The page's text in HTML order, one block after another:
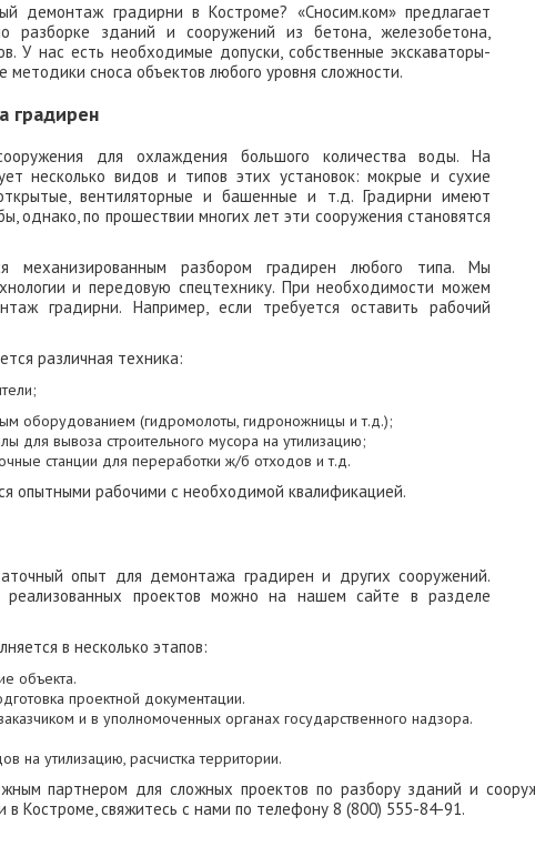
демонтаж градирни в Костроме? «Сносим.ком» предлагает
разборке зданий и сооружений из бетона, железобетона,
У нас есть необходимые допуски, собственные экскаваторы-
сноса объектов любого уровня сложности.
градирен
для охлаждения большого количества воды. На
несколько видов и типов этих установок: мокрые и сухие
вентиляторные и башенные и т.д. Градирни имеют
однако, по прошествии многих лет эти сооружения становятся
механизированным разбором градирен любого типа. Мы
и передовую спецтехнику. При необходимости можем
градирни. Например, если требуется оставить рабочий
различная техника:
оборудованием (гидромолоты, гидроножницы и т.д.);
для вывоза строительного мусора на утилизацию;
станции для переработки ж/б отходов и т.д.
опытными рабочими с необходимой квалификацией.
опыт для демонтажа градирен и других сооружений.
реализованных проектов можно на нашем сайте в разделе
в несколько этапов:
объекта.
проектной документации.
и в уполномоченных органах государственного надзора.
на утилизацию, расчистка территории.
партнером для сложных проектов по разбору зданий и
в Костроме, свяжитесь с нами по телефону 8 (800) 555-84-91.